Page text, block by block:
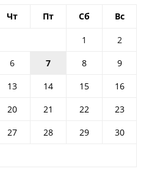
Чт Пт Сб Вс
1
2
6 7 8
9
13 14 15
16
20 21 22
23
27 28 29
30